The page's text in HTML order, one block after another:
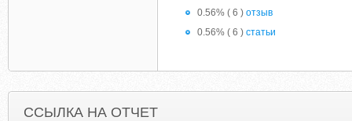
0.56% ( 6 ) отзыв
0.56% ( 6 ) статьи
ССЫЛКА НА ОТЧЕТ